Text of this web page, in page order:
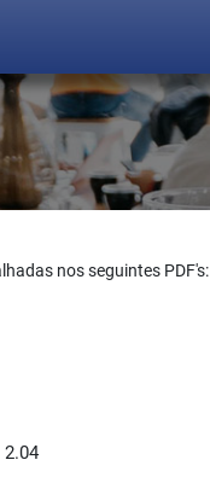
nos seguintes PDF's:
2.04